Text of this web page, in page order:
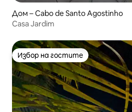
Дом – Cabo de Santo Agostinho
Casa Jardim
Избор на гостите
Избор на гостите